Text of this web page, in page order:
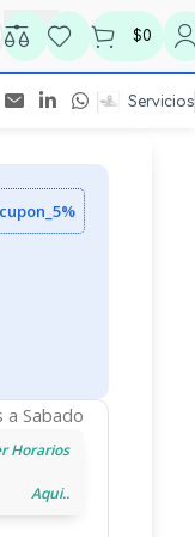
$0
Servicios
cupon_5%
Horarios
Aqui..
a Sabado